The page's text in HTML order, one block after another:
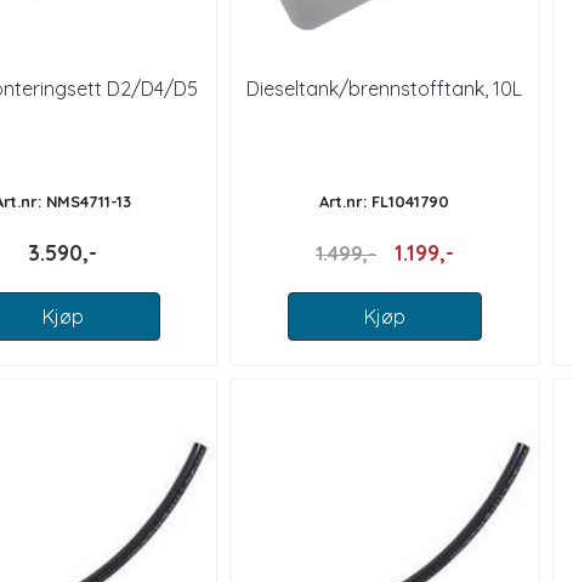
D2/D4/D5
NMS4711-13
3.590,-
Kjøp
Dieseltank/brennstofftank, 10L
Art.nr: FL1041790
1.499,- 1.199,-
Kjøp